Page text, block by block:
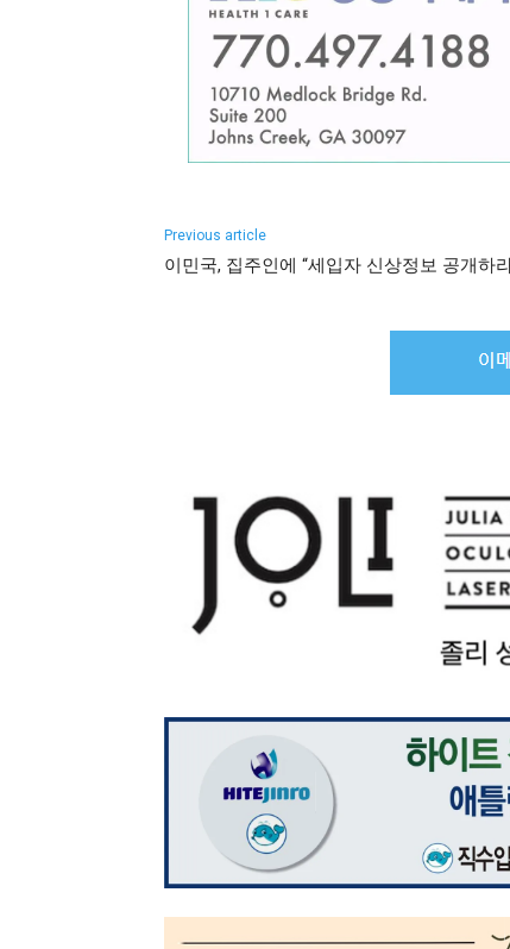
Previous article
이민국, 집주인에 “세입자 신상정보 공개하